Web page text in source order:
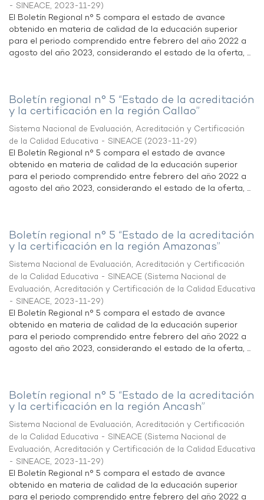
- SINEACE, 2023-11-29)
El Boletín Regional n° 5 compara el estado de avance
obtenido en materia de calidad de la educación superior
para el periodo comprendido entre febrero del año 2022 a
agosto del año 2023, considerando el estado de la oferta, ...
Boletín regional n° 5 “Estado de la acreditación
y la certificación en la región Callao”
Sistema Nacional de Evaluación, Acreditación y Certificación
de la Calidad Educativa - SINEACE (2023-11-29)
El Boletín Regional n° 5 compara el estado de avance
obtenido en materia de calidad de la educación superior
para el periodo comprendido entre febrero del año 2022 a
agosto del año 2023, considerando el estado de la oferta, ...
Boletín regional n° 5 “Estado de la acreditación
y la certificación en la región Amazonas”
Sistema Nacional de Evaluación, Acreditación y Certificación
de la Calidad Educativa - SINEACE (Sistema Nacional de
Evaluación, Acreditación y Certificación de la Calidad Educativa
- SINEACE, 2023-11-29)
El Boletín Regional n° 5 compara el estado de avance
obtenido en materia de calidad de la educación superior
para el periodo comprendido entre febrero del año 2022 a
agosto del año 2023, considerando el estado de la oferta, ...
Boletín regional n° 5 “Estado de la acreditación
y la certificación en la región Ancash”
Sistema Nacional de Evaluación, Acreditación y Certificación
de la Calidad Educativa - SINEACE (Sistema Nacional de
Evaluación, Acreditación y Certificación de la Calidad Educativa
- SINEACE, 2023-11-29)
El Boletín Regional n° 5 compara el estado de avance
obtenido en materia de calidad de la educación superior
para el periodo comprendido entre febrero del año 2022 a